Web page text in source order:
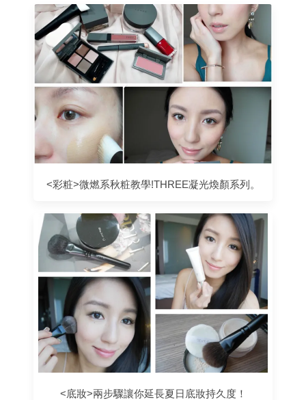
<彩粧>微燃系秋粧教學!THREE凝光煥顏系列。
<底妝>兩步驟讓你延長夏日底妝持久度！